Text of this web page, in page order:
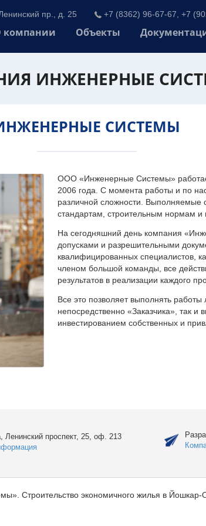
пр., д. 25 +7 (8362) 96-67-67, +7
компании Объекты
ИНЖЕНЕРНЫЕ
СИСТЕМЫ
ООО «Инженерные Системы»
2006 года. С момента работы и по
различной сложности. Выполняемые
стандартам, строительным нормам и
На сегодняшний день компания
допусками и разрешительными
квалифицированных специалистов,
членом большой команды, все
результатов в реализации каждого
Все это позволяет выполнять
непосредственно «Заказчика», так
инвестированием собственных и
Ленинский проспект, 25, оф. 213
Строительство экономичного жилья в